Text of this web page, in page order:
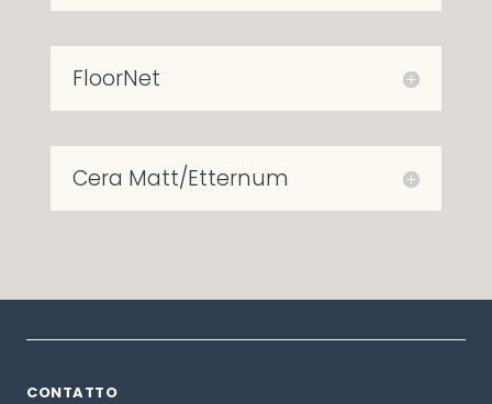
FloorNet
Cera Matt/Etternum
CONTATTO